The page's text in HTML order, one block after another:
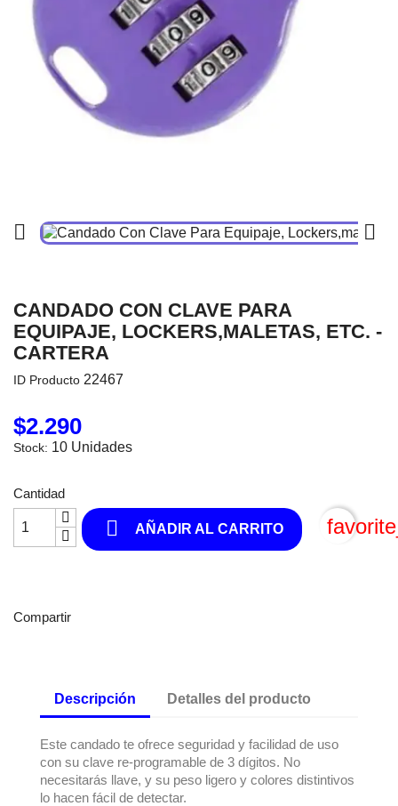
 
CANDADO CON CLAVE PARA
EQUIPAJE, LOCKERS,MALETAS, ETC. -
CARTERA
ID Producto 22467
$2.290
Stock: 10 Unidades
Cantidad
 AÑADIR AL CARRITO
Compartir
Descripción Detalles del producto
Este candado te ofrece seguridad y facilidad de uso
con su clave re-programable de 3 dígitos. No
necesitarás llave, y su peso ligero y colores distintivos
lo hacen fácil de detectar.